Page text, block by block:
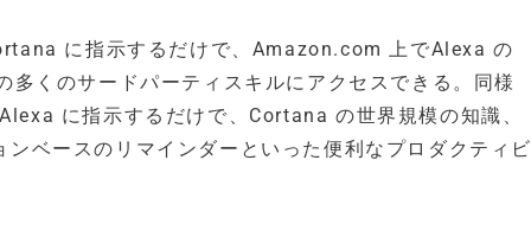
に指示するだけで、Amazon.com 上でAlexa の
くのサードパーティスキルにアクセスできる。同様
に指示するだけで、Cortana の世界規模の知識、
ベースのリマインダーといった便利なプロダクティビ